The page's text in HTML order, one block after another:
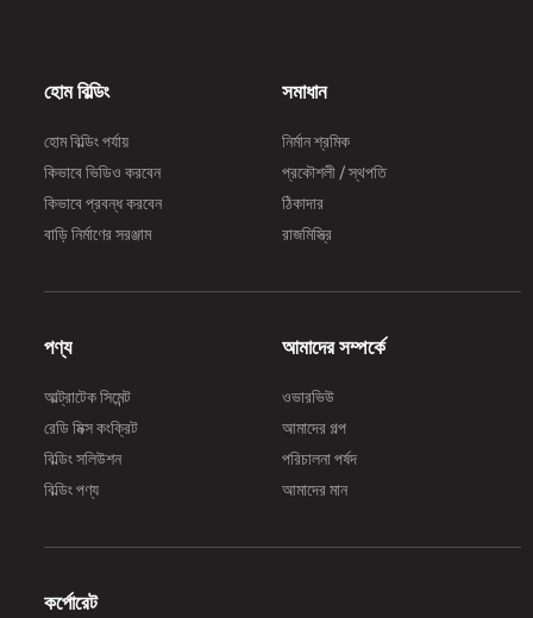
হোম বিল্ডিং
হোম বিল্ডিং পর্যায়
কিভাবে ভিডিও করবেন
কিভাবে প্রবন্ধ করবেন
বাড়ি নির্মাণের সরঞ্জাম
সমাধান
নির্মান শ্রমিক
প্রকৌশলী / স্থপতি
ঠিকাদার
রাজমিস্ত্রি
পণ্য
আল্ট্রাটেক সিমেন্ট
রেডি মিক্স কংক্রিট
বিল্ডিং সলিউশন
বিল্ডিং পণ্য
আমাদের সম্পর্কে
ওভারভিউ
আমাদের গল্প
পরিচালনা পর্ষদ
আমাদের মান
কর্পোরেট